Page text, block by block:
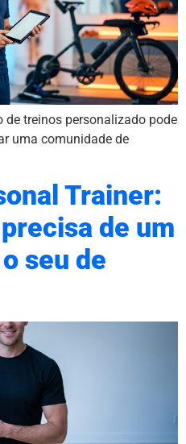
treinos personalizado pode
uma comunidade de
Trainer:
de um
seu de